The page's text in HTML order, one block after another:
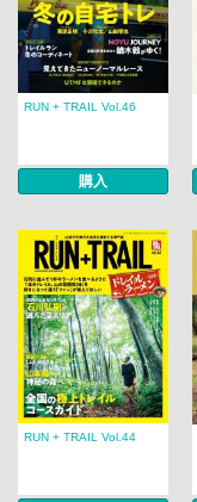
RUN + TRAIL Vol.46
購入
RUN + TRAIL Vol.44